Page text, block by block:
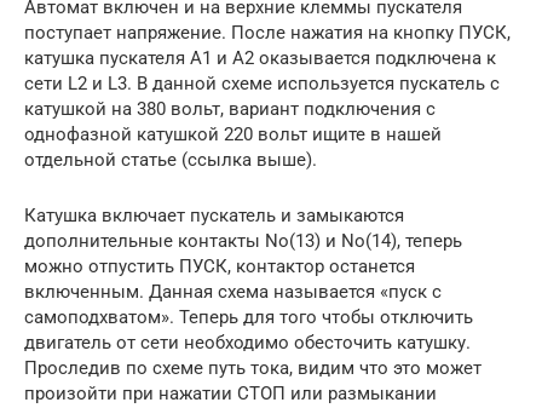
Автомат включен и на верхние клеммы пускателя
поступает напряжение. После нажатия на кнопку ПУСК,
катушка пускателя А1 и А2 оказывается подключена к
сети L2 и L3. В данной схеме используется пускатель с
катушкой на 380 вольт, вариант подключения с
однофазной катушкой 220 вольт ищите в нашей
отдельной статье (ссылка выше).
Катушка включает пускатель и замыкаются
дополнительные контакты No(13) и No(14), теперь
можно отпустить ПУСК, контактор останется
включенным. Данная схема называется «пуск с
самоподхватом». Теперь для того чтобы отключить
двигатель от сети необходимо обесточить катушку.
Проследив по схеме путь тока, видим что это может
произойти при нажатии СТОП или размыкании